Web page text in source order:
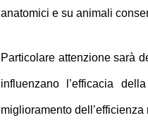
anatomici e su animali
Particolare attenzione sarà
influenzano l’efficacia
miglioramento